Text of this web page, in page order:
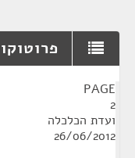
PAGE
2
ועדת הכלכלה
26/06/2012